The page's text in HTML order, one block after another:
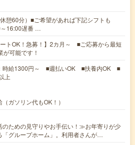
憩60分）■ご希望があれば下記シフトも
16:00遅番 …
ートOK！急募！】2カ月～ ■ご応募から最短
可能です！
時給1300円～ ■週払いOK ■扶養内OK ■
上
ガソリン代もOK！）
ための見守りやお手伝い！≫お年寄りが少
「グループホーム」。利用者さんが…